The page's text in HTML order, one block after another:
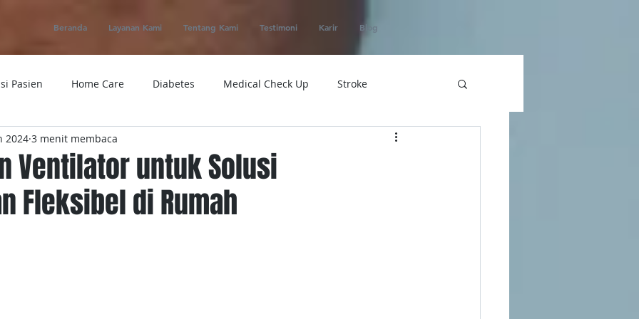
Beranda Layanan Kami Tentang Kami Testimoni Karir Blog
Pasien Home Care Diabetes Medical Check Up Stroke
Ambulance
Obat Telemedicine Medical Evacuation
Ventilator untuk Solusi
Fleksibel di Rumah
2024 3 menit membaca